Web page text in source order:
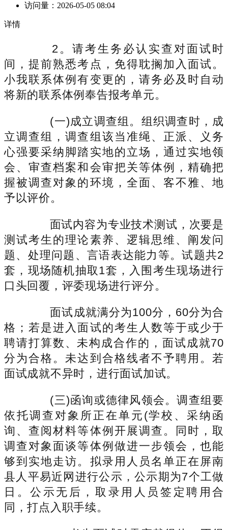
访问量： 2026-05-05 08:04
详情
2。请考生务必认实查对面试时
间，提前熟悉考点，免得耽搁加入面试。
小我联系体例有变更的，请务必及时自动
将新的联系体例奉告报考单元。
(一)成立调查组。组织调查时，成
立调查组，调查组该当准绳、正派、义务
心强要采纳脚踏实地的立场，通过实地领
会、审查档案和会审把关等体例，精确把
握被调查对象的环境，全面、客不雅、地
予以评价。
面试内容为专业技术测试，次要是
测试考生的理论素养、逻辑思维、阐发问
题、处理问题、言语表达能力等。试题共2
套，现场随机抽取1套，入围考生现场进行
口头回覆，评委现场进行评分。
面试成就满分为100分，60分为合
格；若是进入面试的考生人数等于或少于
聘请打算数、未构成合作的，面试成就70
分为合格。未达到合格线者不予聘用。若
面试成就不异时，进行面试加试。
(三)函询或德律风领会。调查组要
依托调查对象所正在单元(学校、采纳函
询、查阅材料等体例开展调查。同时，取
调查对象面谈等体例做进一步领会，也能
够到实地走访。拟录用人员名单正在屏南
县人平易近网进行公示，公示期为7个工做
日。公示无后，取录用人员签定聘用合
同，打点入职手续。